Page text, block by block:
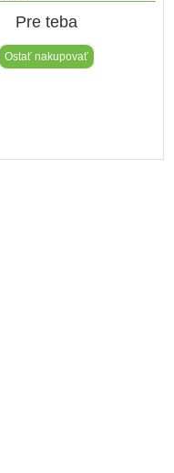
Pre teba
Ostať nakupovať